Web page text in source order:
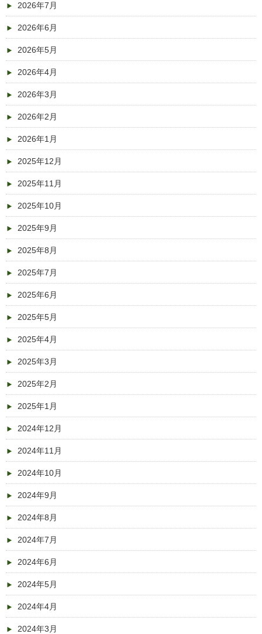
2026年7月
2026年6月
2026年5月
2026年4月
2026年3月
2026年2月
2026年1月
2025年12月
2025年11月
2025年10月
2025年9月
2025年8月
2025年7月
2025年6月
2025年5月
2025年4月
2025年3月
2025年2月
2025年1月
2024年12月
2024年11月
2024年10月
2024年9月
2024年8月
2024年7月
2024年6月
2024年5月
2024年4月
2024年3月